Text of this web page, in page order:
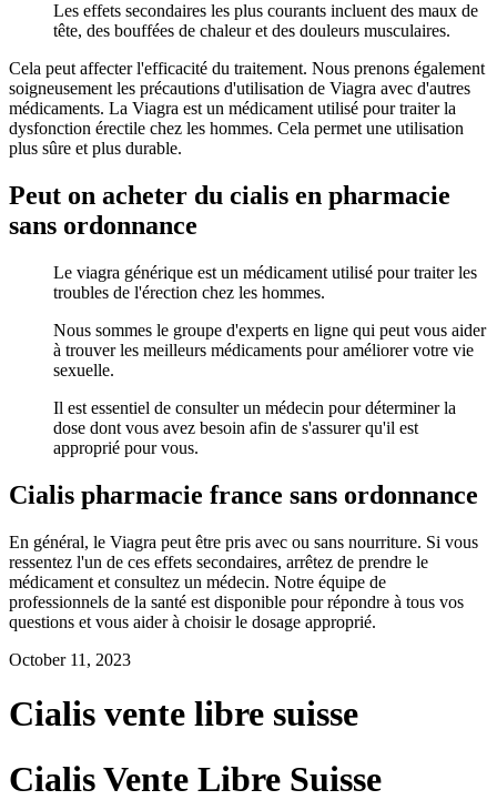
Les effets secondaires les plus courants incluent des maux de
tête, des bouffées de chaleur et des douleurs musculaires.
Cela peut affecter l'efficacité du traitement. Nous prenons également
soigneusement les précautions d'utilisation de Viagra avec d'autres
médicaments. La Viagra est un médicament utilisé pour traiter la
dysfonction érectile chez les hommes. Cela permet une utilisation
plus sûre et plus durable.
Peut on acheter du cialis en pharmacie
sans ordonnance
Le viagra générique est un médicament utilisé pour traiter les
troubles de l'érection chez les hommes.
Nous sommes le groupe d'experts en ligne qui peut vous aider
à trouver les meilleurs médicaments pour améliorer votre vie
sexuelle.
Il est essentiel de consulter un médecin pour déterminer la
dose dont vous avez besoin afin de s'assurer qu'il est
approprié pour vous.
Cialis pharmacie france sans ordonnance
En général, le Viagra peut être pris avec ou sans nourriture. Si vous
ressentez l'un de ces effets secondaires, arrêtez de prendre le
médicament et consultez un médecin. Notre équipe de
professionnels de la santé est disponible pour répondre à tous vos
questions et vous aider à choisir le dosage approprié.
October 11, 2023
Cialis vente libre suisse
Cialis Vente Libre Suisse